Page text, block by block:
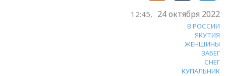
12:45, 24 октября 2022
В РОССИИ
ЯКУТИЯ
ЖЕНЩИНЫ
ЗАБЕГ
СНЕГ
КУПАЛЬНИК